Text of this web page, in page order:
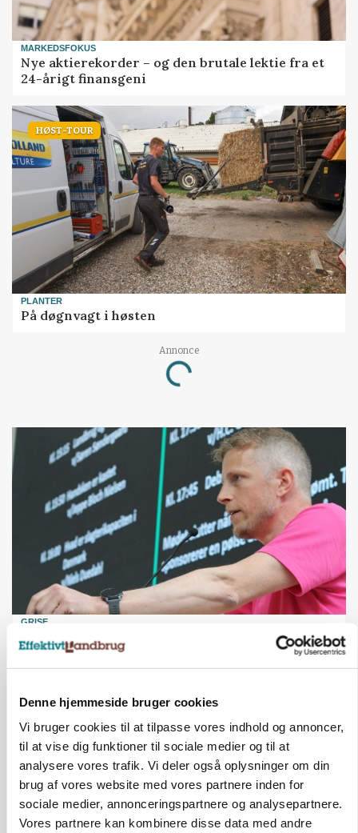
Denne hjemmeside bruger cookies
Vi bruger cookies til at tilpasse vores indhold og annoncer,
til at vise dig funktioner til sociale medier og til at
analysere vores trafik. Vi deler også oplysninger om din
brug af vores website med vores partnere inden for
sociale medier, annonceringspartnere og analysepartnere.
Vores partnere kan kombinere disse data med andre
MARKEDSFOKUS
Nye aktierekorder – og den brutale lektie fra et
24-årigt finansgeni
HØST-TOUR
PLANTER
På døgnvagt i høsten
Annonce
Loading...
GRISE
Svineproducenter kalder Danish Crowns pris en
katastrofe